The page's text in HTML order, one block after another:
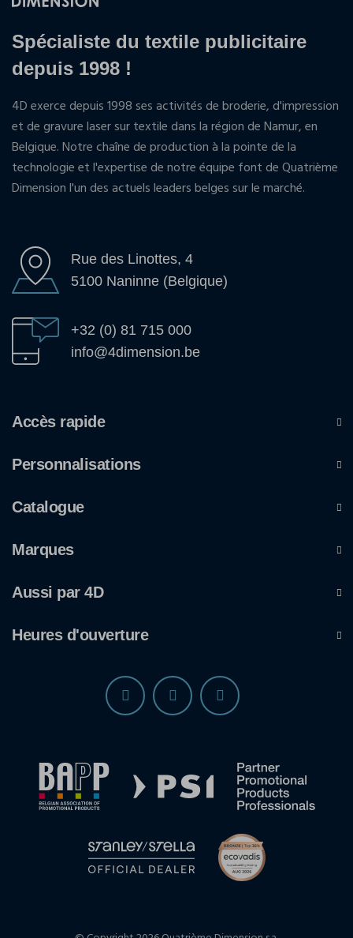
Spécialiste du textile publicitaire
depuis 1998 !
4D exerce depuis 1998 ses activités de broderie, d'impression
et de gravure laser sur textile dans la région de Namur, en
Belgique. Notre chaîne de production à la pointe de la
technologie et l'expertise de notre équipe font de Quatrième
Dimension l'un des actuels leaders belges sur le marché.
Rue des Linottes, 4
5100 Naninne (Belgique)
+32 (0) 81 715 000
info@4dimension.be
Accès rapide
Personnalisations
Catalogue
Marques
Aussi par 4D
Heures d'ouverture